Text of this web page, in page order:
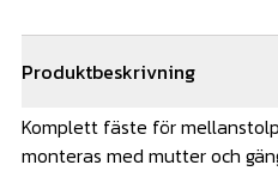
Produktbeskrivning
Komplett fäste för
monteras med mutter och